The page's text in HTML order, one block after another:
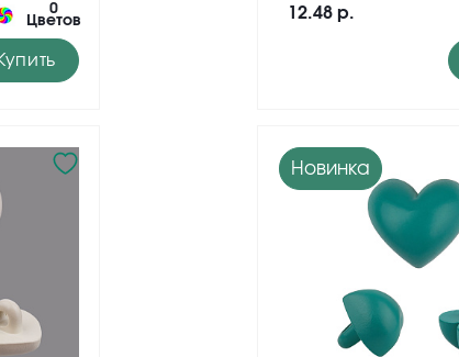
0
Цветов 12.48 р.
Новинка